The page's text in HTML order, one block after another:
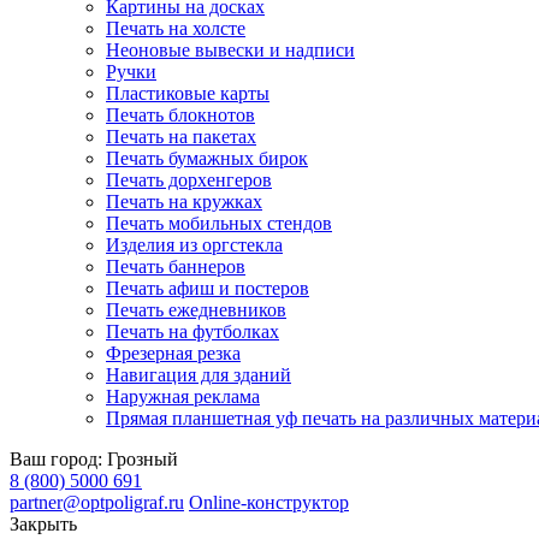
Картины на досках
Печать на холсте
Неоновые вывески и надписи
Ручки
Пластиковые карты
Печать блокнотов
Печать на пакетах
Печать бумажных бирок
Печать дорхенгеров
Печать на кружках
Печать мобильных стендов
Изделия из оргстекла
Печать баннеров
Печать афиш и постеров
Печать ежедневников
Печать на футболках
Фрезерная резка
Навигация для зданий
Наружная реклама
Прямая планшетная уф печать на различных
Ваш город: Грозный
8 (800) 5000 691
partner@optpoligraf.ru Online-конструктор
Закрыть